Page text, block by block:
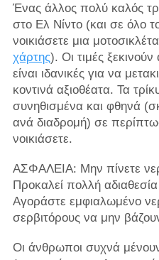
Ένας άλλος πολύ καλός
στο Ελ Νίντο (και σε όλο
νοικιάσετε μια
χάρτης). Οι τιμές
είναι ιδανικές για να
κοντινά αξιοθέατα. Τα
συνηθισμένα και φθηνά
ανά διαδρομή) σε
νοικιάσετε.
ΑΣΦΑΛΕΙΑ: Μην πίνετε
Προκαλεί πολλή
Αγοράστε εμφιαλωμένο
σερβιτόρους να μην
Οι άνθρωποι συχνά